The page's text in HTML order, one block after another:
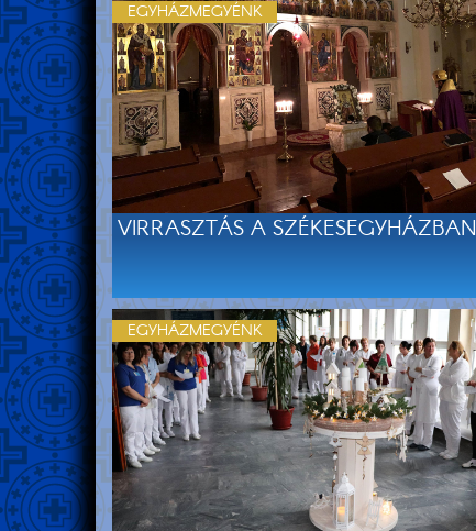
VIRRASZTÁS A SZÉKESEGYHÁZBAN
EGYHÁZMEGYÉNK
EGYHÁZMEGYÉNK